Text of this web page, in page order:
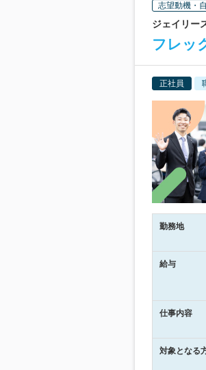
志望動機・
ジェイリー
フレッ
正社員
勤務地
給与
仕事内容
対象となる